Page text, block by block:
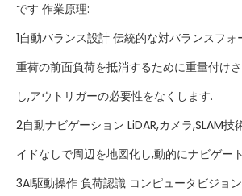
です 作業原理:
1自動バランス設計 伝統的な対バランスフ
重荷の前面負荷を抵消するために重量付け
し,アウトリガーの必要性をなくします.
2自動ナビゲーション LiDAR,カメラ,SLAM技
イドなしで周辺を地図化し,動的にナビゲー
3AI駆動操作 負荷認識 コンピュータビジョ